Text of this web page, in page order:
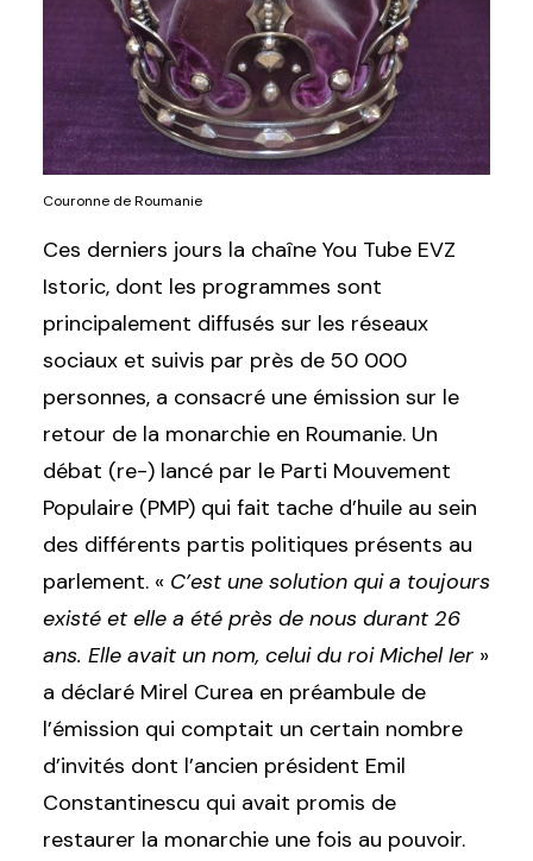
Couronne de Roumanie
Ces derniers jours la chaîne You Tube EVZ
Istoric, dont les programmes sont
principalement diffusés sur les réseaux
sociaux et suivis par près de 50 000
personnes, a consacré une émission sur le
retour de la monarchie en Roumanie. Un
débat (re-) lancé par le Parti Mouvement
Populaire (PMP) qui fait tache d’huile au sein
des différents partis politiques présents au
parlement. « C’est une solution qui a toujours
existé et elle a été près de nous durant 26
ans. Elle avait un nom, celui du roi Michel Ier »
a déclaré Mirel Curea en préambule de
l’émission qui comptait un certain nombre
d’invités dont l’ancien président Emil
Constantinescu qui avait promis de
restaurer la monarchie une fois au pouvoir.